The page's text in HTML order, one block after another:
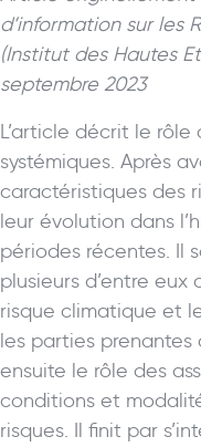
d’information sur les
(Institut des Hautes
septembre 2023
L’article décrit le rôle
systémiques. Après
caractéristiques des
leur évolution dans
périodes récentes. Il
plusieurs d’entre
risque climatique et
les parties
ensuite le rôle des
conditions et
risques. Il finit par